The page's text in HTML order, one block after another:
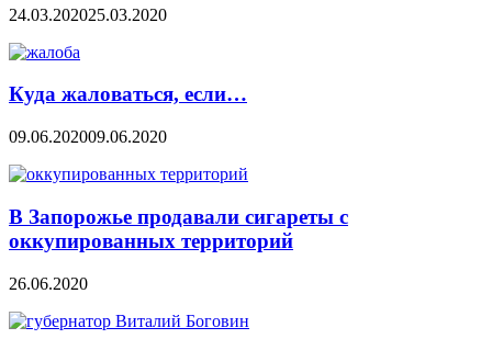
24.03.202025.03.2020
Куда жаловаться, если…
09.06.202009.06.2020
В Запорожье продавали сигареты с
оккупированных территорий
26.06.2020